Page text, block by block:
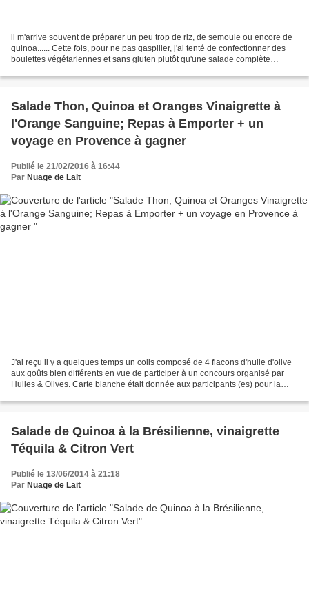
ll m'arrive souvent de préparer un peu trop de riz, de semoule ou encore de
quinoa...... Cette fois, pour ne pas gaspiller, j'ai tenté de confectionner des
boulettes végétariennes et sans gluten plutôt qu'une salade complète
Salade Thon, Quinoa et Oranges Vinaigrette à
l'Orange Sanguine; Repas à Emporter + un
voyage en Provence à gagner
Publié le 21/02/2016 à 16:44
Par Nuage de Lait
J'ai reçu il y a quelques temps un colis composé de 4 flacons d'huile d'olive
aux goûts bien différents en vue de participer à un concours organisé par
Huiles & Olives. Carte blanche était donnée aux participants (es) pour la
Salade de Quinoa à la Brésilienne, vinaigrette
Téquila & Citron Vert
Publié le 13/06/2014 à 21:18
Par Nuage de Lait